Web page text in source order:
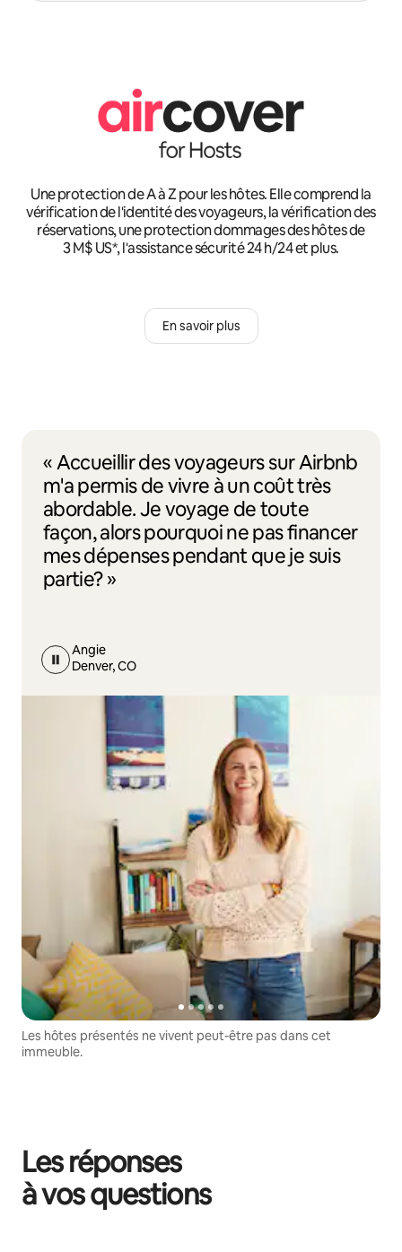
Une protection de A à Z pour les hôtes. Elle comprend la
vérification de l'identité des voyageurs, la vérification des
réservations, une protection dommages des hôtes de
3 M$ US*, l'assistance sécurité 24 h/24 et plus.
En savoir plus
« Accueillir des voyageurs sur Airbnb
m'a permis de vivre à un coût très
abordable. Je voyage de toute
façon, alors pourquoi ne pas financer
mes dépenses pendant que je suis
partie? »
Angie
Denver, CO
Les hôtes présentés ne vivent peut-être pas dans cet
immeuble.
Les réponses
à vos questions